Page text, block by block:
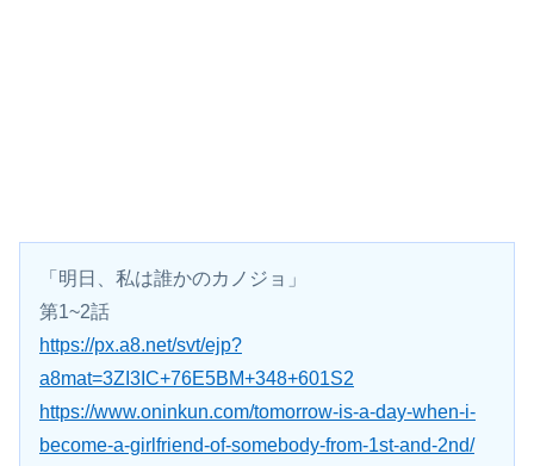
「明日、私は誰かのカノジョ」
第1~2話
https://px.a8.net/svt/ejp?
a8mat=3ZI3IC+76E5BM+348+601S2
https://www.oninkun.com/tomorrow-is-a-day-when-i-
become-a-girlfriend-of-somebody-from-1st-and-2nd/